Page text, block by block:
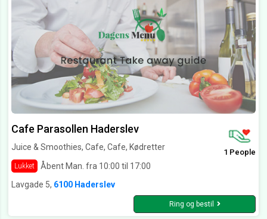
Cafe Parasollen Haderslev
Juice & Smoothies, Cafe, Cafe, Kødretter
Lukket Åbent Man. fra 10:00 til 17:00
1 People
Lavgade 5, 6100 Haderslev
Ring og bestil